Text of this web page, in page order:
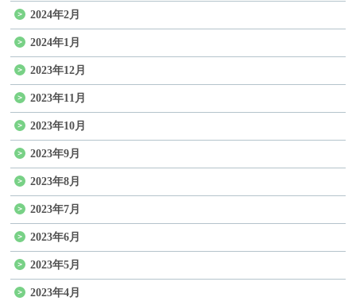
2024年2月
2024年1月
2023年12月
2023年11月
2023年10月
2023年9月
2023年8月
2023年7月
2023年6月
2023年5月
2023年4月